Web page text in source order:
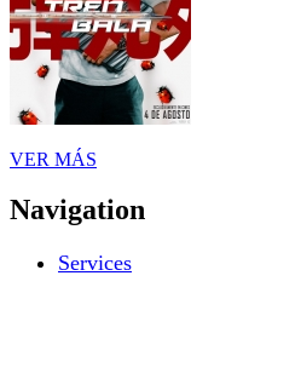
VER MÁS
Navigation
Services